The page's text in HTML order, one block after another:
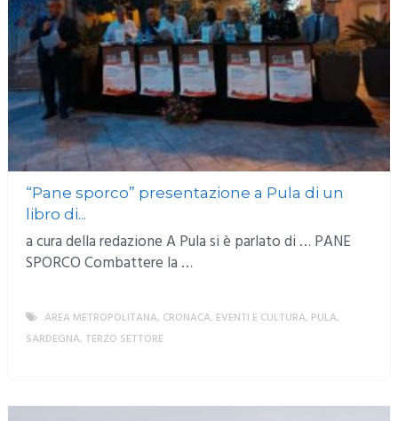
“Pane sporco” presentazione a Pula di un
libro di...
a cura della redazione A Pula si è parlato di … PANE
SPORCO Combattere la …
AREA METROPOLITANA, CRONACA, EVENTI E CULTURA, PULA,
SARDEGNA, TERZO SETTORE